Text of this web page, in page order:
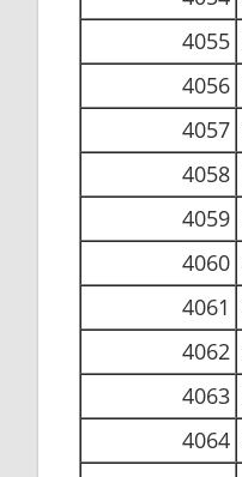
4055
4056
4057
4058
4059
4060
4061
4062
4063
4064